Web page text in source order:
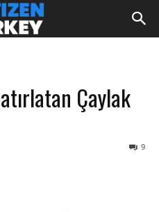
Çaylak
9